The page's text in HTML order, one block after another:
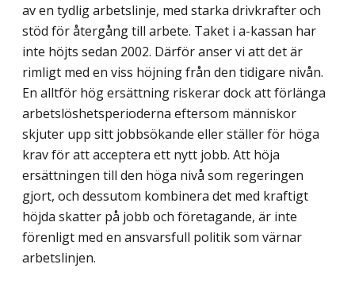
av en tydlig arbetslinje, med starka drivkrafter och
stöd för återgång till arbete. Taket i a-kassan har
inte höjts sedan 2002. Därför anser vi att det är
rimligt med en viss höjning från den tidigare nivån.
En alltför hög ersättning riskerar dock att förlänga
arbetslöshetsperioderna eftersom människor
skjuter upp sitt jobbsökande eller ställer för höga
krav för att acceptera ett nytt jobb. Att höja
ersättningen till den höga nivå som regeringen
gjort, och dessutom kombinera det med kraftigt
höjda skatter på jobb och företagande, är inte
förenligt med en ansvarsfull politik som värnar
arbetslinjen.